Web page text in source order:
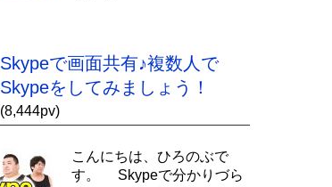
Skypeで画面共有♪複数人で
Skypeをしてみましょう！
(8,444pv)
こんにちは、ひろのぶで
す。 Skypeで分かりづら